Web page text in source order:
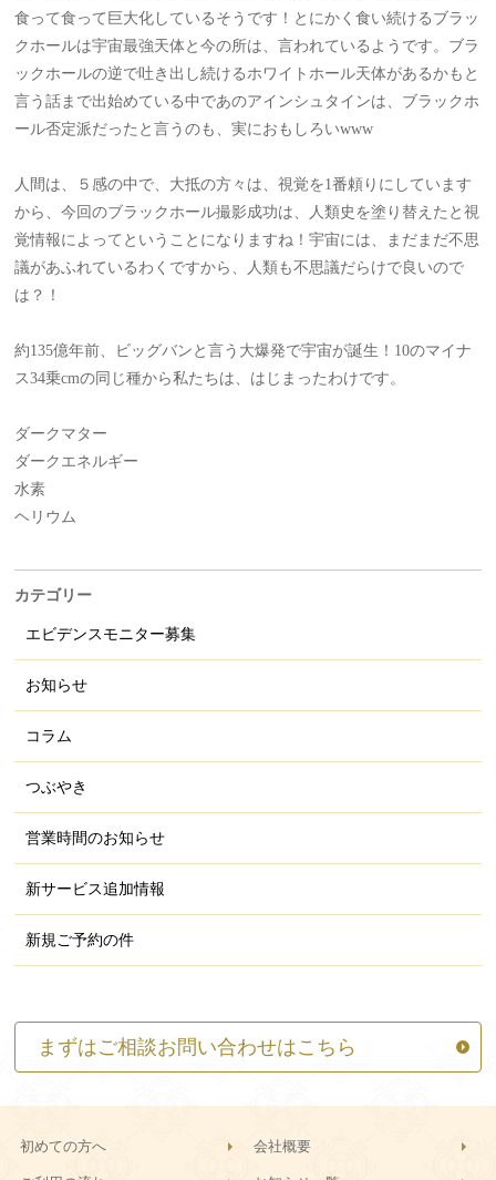
食って食って巨大化しているそうです！とにかく食い続けるブラッ
クホールは宇宙最強天体と今の所は、言われているようです。ブラ
ックホールの逆で吐き出し続けるホワイトホール天体があるかもと
言う話まで出始めている中であのアインシュタインは、ブラックホ
ール否定派だったと言うのも、実におもしろいwww
人間は、５感の中で、大抵の方々は、視覚を1番頼りにしています
から、今回のブラックホール撮影成功は、人類史を塗り替えたと視
覚情報によってということになりますね！宇宙には、まだまだ不思
議があふれているわくですから、人類も不思議だらけで良いので
は？！
約135億年前、ビッグバンと言う大爆発で宇宙が誕生！10のマイナ
ス34乗cmの同じ種から私たちは、はじまったわけです。
ダークマター
ダークエネルギー
水素
ヘリウム
カテゴリー
エビデンスモニター募集
お知らせ
コラム
つぶやき
営業時間のお知らせ
新サービス追加情報
新規ご予約の件
まずはご相談お問い合わせはこちら
初めての方へ 会社概要